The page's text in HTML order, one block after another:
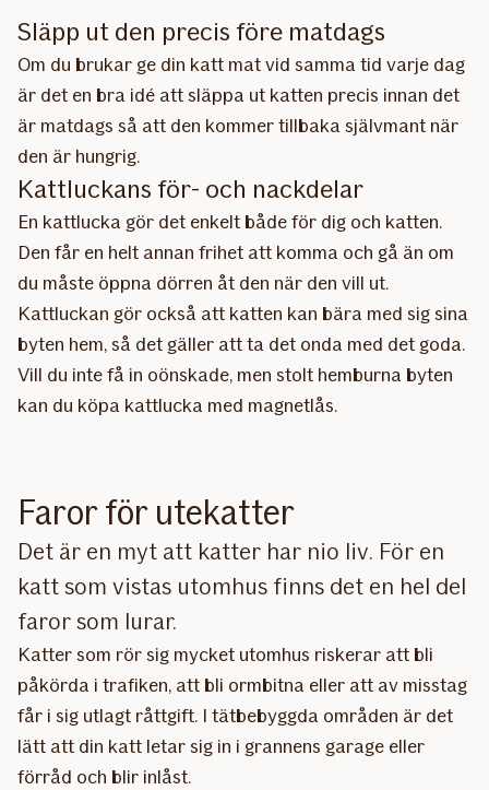
Släpp ut den precis före matdags
Om du brukar ge din katt mat vid samma tid varje dag
är det en bra idé att släppa ut katten precis innan det
är matdags så att den kommer tillbaka självmant när
den är hungrig.
Kattluckans för- och nackdelar
En kattlucka gör det enkelt både för dig och katten.
Den får en helt annan frihet att komma och gå än om
du måste öppna dörren åt den när den vill ut.
Kattluckan gör också att katten kan bära med sig sina
byten hem, så det gäller att ta det onda med det goda.
Vill du inte få in oönskade, men stolt hemburna byten
kan du köpa kattlucka med magnetlås.
Faror för utekatter
Det är en myt att katter har nio liv. För en
katt som vistas utomhus finns det en hel del
faror som lurar.
Katter som rör sig mycket utomhus riskerar att bli
påkörda i trafiken, att bli ormbitna eller att av misstag
får i sig utlagt råttgift. I tätbebyggda områden är det
lätt att din katt letar sig in i grannens garage eller
förråd och blir inlåst.